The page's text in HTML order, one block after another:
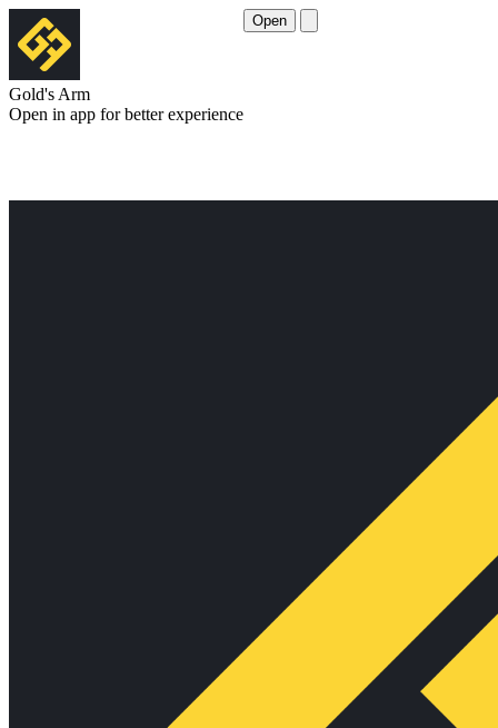
Gold's Arm
Open in app for better experience
Open